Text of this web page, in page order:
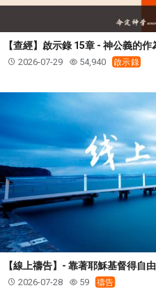
【查經】啟示錄 15章 - 神公義的
2026-07-29 54,940 啟示錄
【線上禱告】- 靠著耶穌基督得自由
2026-07-28 59 禱告